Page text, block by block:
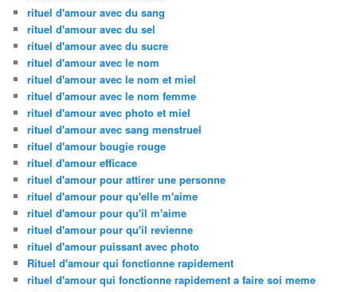
rituel d'amour avec du sang
rituel d'amour avec du sel
rituel d'amour avec du sucre
rituel d'amour avec le nom
rituel d'amour avec le nom et miel
rituel d'amour avec le nom femme
rituel d'amour avec photo et miel
rituel d'amour avec sang menstruel
rituel d'amour bougie rouge
rituel d'amour efficace
rituel d'amour pour attirer une personne
rituel d'amour pour qu'elle m'aime
rituel d'amour pour qu'il m'aime
rituel d'amour pour qu'il revienne
rituel d'amour puissant avec photo
Rituel d'amour qui fonctionne rapidement
rituel d'amour qui fonctionne rapidement a faire soi meme